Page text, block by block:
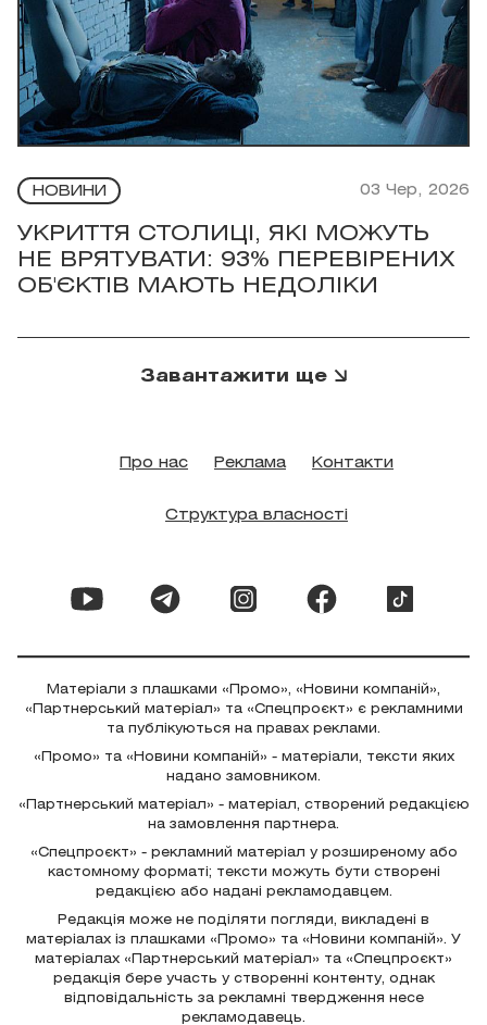
НОВИНИ 03 Чер, 2026
УКРИТТЯ СТОЛИЦІ, ЯКІ МОЖУТЬ
НЕ ВРЯТУВАТИ: 93% ПЕРЕВІРЕНИХ
ОБ'ЄКТІВ МАЮТЬ НЕДОЛІКИ
Завантажити ще
Про нас Реклама Контакти
Структура власності
Матеріали з плашками «Промо», «Новини компаній»,
«Партнерський матеріал» та «Спецпроєкт» є рекламними
та публікуються на правах реклами.
«Промо» та «Новини компаній» - матеріали, тексти яких
надано замовником.
«Партнерський матеріал» - матеріал, створений редакцією
на замовлення партнера.
«Спецпроєкт» - рекламний матеріал у розширеному або
кастомному форматі; тексти можуть бути створені
редакцією або надані рекламодавцем.
Редакція може не поділяти погляди, викладені в
матеріалах із плашками «Промо» та «Новини компаній». У
матеріалах «Партнерський матеріал» та «Спецпроєкт»
редакція бере участь у створенні контенту, однак
відповідальність за рекламні твердження несе
рекламодавець.